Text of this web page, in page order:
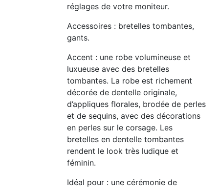
réglages de votre moniteur.
Accessoires : bretelles tombantes,
gants.
Accent : une robe volumineuse et
luxueuse avec des bretelles
tombantes. La robe est richement
décorée de dentelle originale,
d’appliques florales, brodée de perles
et de sequins, avec des décorations
en perles sur le corsage. Les
bretelles en dentelle tombantes
rendent le look très ludique et
féminin.
Idéal pour : une cérémonie de